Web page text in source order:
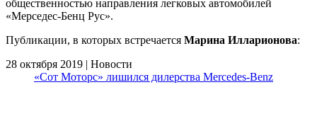
общественностью направления легковых автомобилей
«Мерседес-Бенц Рус».
Публикации, в которых встречается Марина Илларионова:
28 октября 2019 | Новости
«Сот Моторс» лишился дилерства Mercedes-Benz